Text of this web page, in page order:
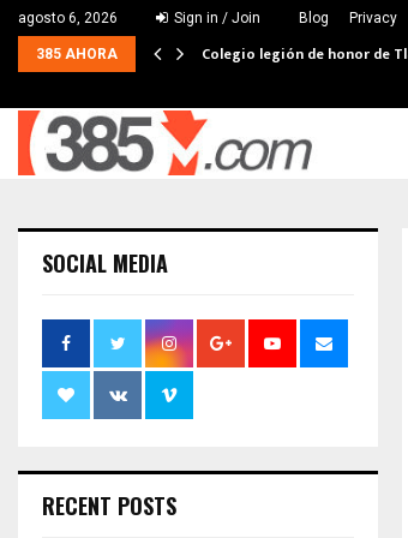
agosto 6, 2026 Sign in / Join Blog Privacy
385 AHORA Colegio legión de honor de
SOCIAL MEDIA
RECENT POSTS